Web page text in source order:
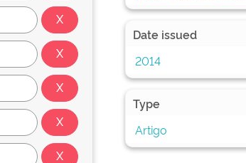
Date issued
2014
Type
Artigo